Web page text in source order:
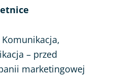
– przed
marketingowej